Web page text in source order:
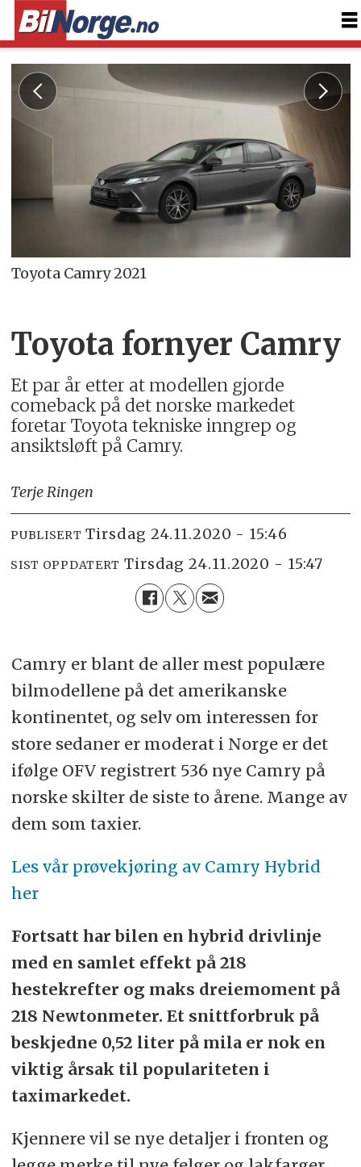
Toyota Camry 2021
Toyota fornyer Camry
Et par år etter at modellen gjorde
comeback på det norske markedet
foretar Toyota tekniske inngrep og
ansiktsløft på Camry.
Terje Ringen
PUBLISERT tirsdag 24.11.2020 - 15:46
SIST OPPDATERT tirsdag 24.11.2020 - 15:47
Camry er blant de aller mest populære
bilmodellene på det amerikanske
kontinentet, og selv om interessen for
store sedaner er moderat i Norge er det
ifølge OFV registrert 536 nye Camry på
norske skilter de siste to årene. Mange av
dem som taxier.
Les vår prøvekjøring av Camry Hybrid
her
Fortsatt har bilen en hybrid drivlinje
med en samlet effekt på 218
hestekrefter og maks dreiemoment på
218 Newtonmeter. Et snittforbruk på
beskjedne 0,52 liter på mila er nok en
viktig årsak til populariteten i
taximarkedet.
Kjennere vil se nye detaljer i fronten og